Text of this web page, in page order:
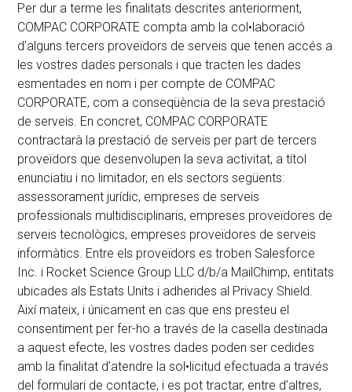
Per dur a terme les finalitats descrites anteriorment,
COMPAC CORPORATE compta amb la col•laboració
d’alguns tercers proveïdors de serveis que tenen accés a
les vostres dades personals i que tracten les dades
esmentades en nom i per compte de COMPAC
CORPORATE, com a conseqüència de la seva prestació
de serveis. En concret, COMPAC CORPORATE
contractarà la prestació de serveis per part de tercers
proveïdors que desenvolupen la seva activitat, a títol
enunciatiu i no limitador, en els sectors següents:
assessorament jurídic, empreses de serveis
professionals multidisciplinaris, empreses proveïdores de
serveis tecnològics, empreses proveïdores de serveis
informàtics. Entre els proveïdors es troben Salesforce
Inc. i Rocket Science Group LLC d/b/a MailChimp, entitats
ubicades als Estats Units i adherides al Privacy Shield.
Així mateix, i únicament en cas que ens presteu el
consentiment per fer-ho a través de la casella destinada
a aquest efecte, les vostres dades poden ser cedides
amb la finalitat d’atendre la sol•licitud efectuada a través
del formulari de contacte, i es pot tractar, entre d’altres,